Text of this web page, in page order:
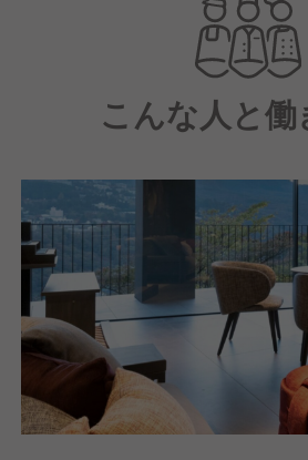
景を眺めながら特別な時間と空間
一緒にお客様の思い出に残る素
こんな人と働